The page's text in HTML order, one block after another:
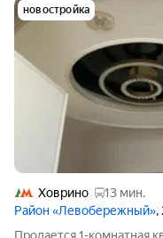
новостройка
Ховрино
13 мин.
Район «Левобережный»,